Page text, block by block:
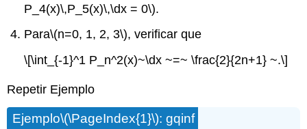
P_4(x)\,P_5(x)\,\dx = 0\).
Para\(n=0, 1, 2, 3\), verificar que
\[\int_{-1}^1 P_n^2(x)~\dx ~=~ \frac{2}{2n+1} ~.\]
Repetir Ejemplo
Ejemplo\(\PageIndex{1}\): gqinf